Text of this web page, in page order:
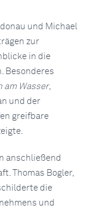
und Michael
zur
in die
Besonderes
am Wasser,
und der
greifbare
anschließend
Thomas Bogler,
die
und